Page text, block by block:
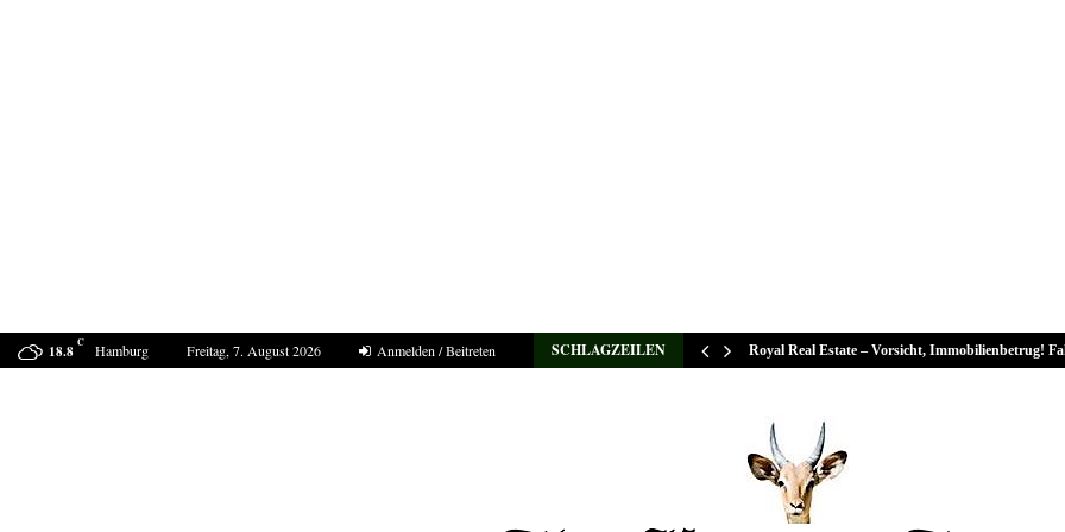
18.8 C Hamburg Freitag, 7. August 2026 Anmelden / Beitreten SCHLAGZEILEN
Bestell-Scam – eine neue Masche Royal Real Estate – Vorsicht, Immobilienbetrug!